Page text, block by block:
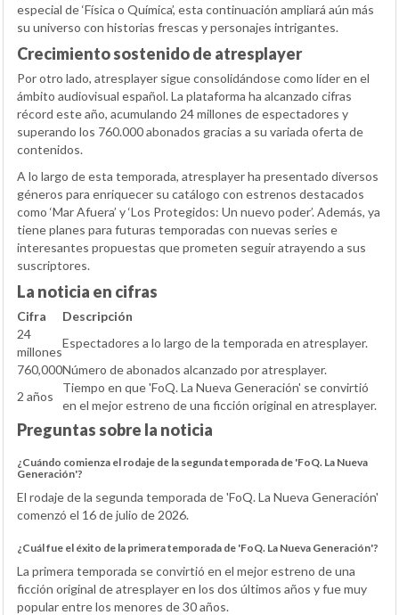
especial de ‘Física o Química’, esta continuación ampliará aún más
su universo con historias frescas y personajes intrigantes.
Crecimiento sostenido de atresplayer
Por otro lado, atresplayer sigue consolidándose como líder en el
ámbito audiovisual español. La plataforma ha alcanzado cifras
récord este año, acumulando 24 millones de espectadores y
superando los 760.000 abonados gracias a su variada oferta de
contenidos.
A lo largo de esta temporada, atresplayer ha presentado diversos
géneros para enriquecer su catálogo con estrenos destacados
como ‘Mar Afuera’ y ‘Los Protegidos: Un nuevo poder’. Además, ya
tiene planes para futuras temporadas con nuevas series e
interesantes propuestas que prometen seguir atrayendo a sus
suscriptores.
La noticia en cifras
Cifra
Descripción
24
millones
Espectadores a lo largo de la temporada en atresplayer.
760,000Número de abonados alcanzado por atresplayer.
2 años
Tiempo en que 'FoQ. La Nueva Generación' se convirtió
en el mejor estreno de una ficción original en atresplayer.
Preguntas sobre la noticia
¿Cuándo comienza el rodaje de la segunda temporada de 'FoQ. La Nueva
Generación'?
El rodaje de la segunda temporada de 'FoQ. La Nueva Generación'
comenzó el 16 de julio de 2026.
¿Cuál fue el éxito de la primera temporada de 'FoQ. La Nueva Generación'?
La primera temporada se convirtió en el mejor estreno de una
ficción original de atresplayer en los dos últimos años y fue muy
popular entre los menores de 30 años.